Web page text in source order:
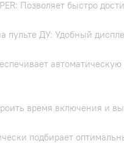
Позволяет быстро
пульте ДУ: Удобный
время включения и
подбирает